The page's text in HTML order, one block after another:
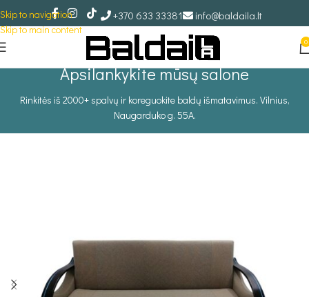
Skip to navigation
Skip to main content
+370 633 33381 info@baldaila.lt
0
Apsilankykite mūsų salone
Rinkitės iš 2000+ spalvų ir koreguokite baldų išmatavimus. Vilnius,
Naugarduko g. 55A.